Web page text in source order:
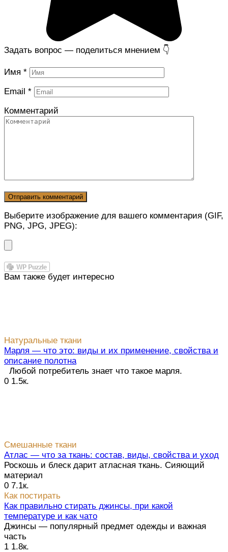
Задать вопрос — поделиться мнением 👇
Имя *
Email *
Комментарий
Выберите изображение для вашего комментария (GIF,
PNG, JPG, JPEG):
Вам также будет интересно
Натуральные ткани
Марля — что это: виды и их применение, свойства и
описание полотна
Любой потребитель знает что такое марля.
0 1.5к.
Смешанные ткани
Атлас — что за ткань: состав, виды, свойства и уход
Роскошь и блеск дарит атласная ткань. Сияющий
материал
0 7.1к.
Как постирать
Как правильно стирать джинсы, при какой
температуре и как чато
Джинсы — популярный предмет одежды и важная
часть
1 1.8к.